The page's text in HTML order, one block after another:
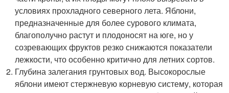
условиях прохладного северного лета. Яблони,
предназначенные для более сурового климата,
благополучно растут и плодоносят на юге, но у
созревающих фруктов резко снижаются показатели
лежкости, что особенно критично для летних сортов.
Глубина залегания грунтовых вод. Высокорослые
яблони имеют стержневую корневую систему, которая